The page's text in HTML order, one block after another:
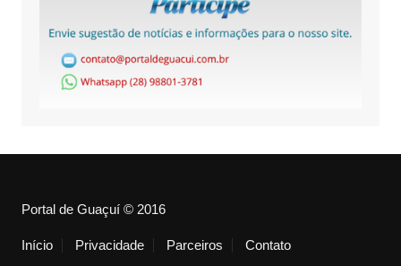
Portal de Guaçuí © 2016
Início Privacidade Parceiros Contato